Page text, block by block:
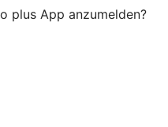
plus App anzumelden?